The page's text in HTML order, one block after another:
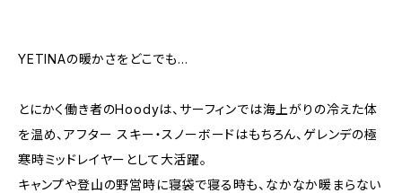
YETINAの暖かさをどこでも…
とにかく働き者のHoodyは、サーフィンでは海上がりの冷えた体
を温め、アフター スキー・スノーボードはもちろん、ゲレンデの極
寒時ミッドレイヤーとして大活躍。
キャンプや登山の野営時に寝袋で寝る時も、なかなか暖まらない